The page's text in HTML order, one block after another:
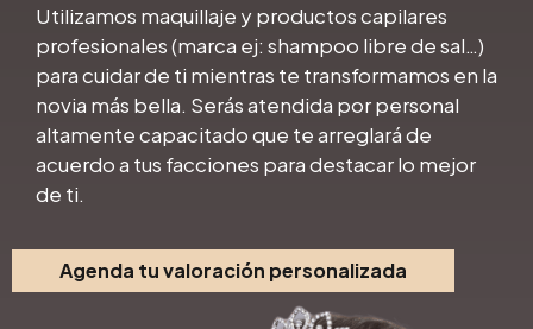
Utilizamos maquillaje y productos capilares
profesionales (marca ej: shampoo libre de sal…)
para cuidar de ti mientras te transformamos en la
novia más bella. Serás atendida por personal
altamente capacitado que te arreglará de
acuerdo a tus facciones para destacar lo mejor
de ti.
Agenda tu valoración personalizada